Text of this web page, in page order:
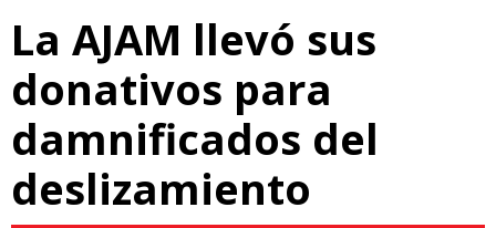
La AJAM llevó sus
donativos para
damnificados del
deslizamiento